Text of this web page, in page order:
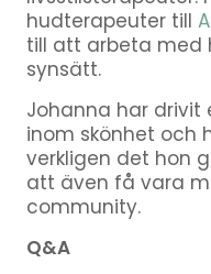
hudterapeuter till
till att arbeta med
synsätt.
Johanna har drivit
inom skönhet och
verkligen det hon
att även få vara
community.
Q&A